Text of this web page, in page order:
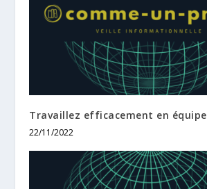
Travaillez efficacement en équipe
22/11/2022